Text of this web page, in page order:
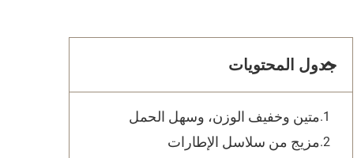
جدول المحتويات
متين وخفيف الوزن، وسهل الحمل
مزيج من سلاسل الإطارات